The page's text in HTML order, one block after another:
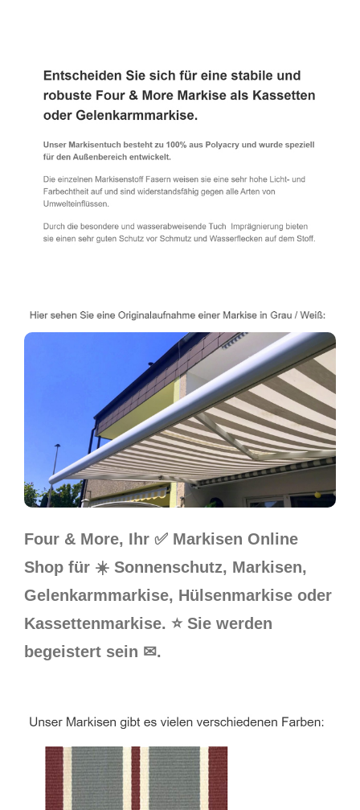
Four & More, Ihr ✅ Markisen Online
Shop für ☀️ Sonnenschutz, Markisen,
Gelenkarmmarkise, Hülsenmarkise oder
Kassettenmarkise. ⭐ Sie werden
begeistert sein ✉.